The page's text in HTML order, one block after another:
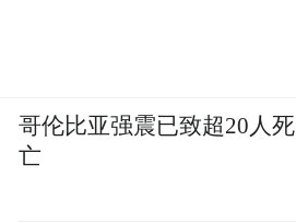
哥伦比亚强震已致超20人死
亡